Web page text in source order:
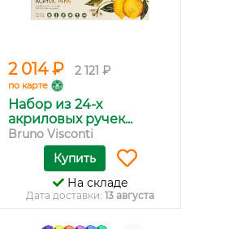
2 014 ₽ 2 121 ₽
по карте
Набор из 24-х
акриловых ручек...
Bruno Visconti
Купить
На складе
Дата доставки: 13 августа